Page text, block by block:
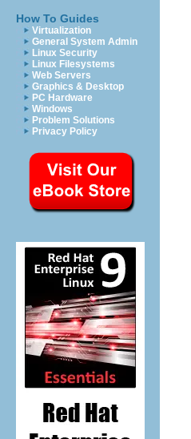
How To Guides
Virtualization
General System Admin
Linux Security
Linux Filesystems
Web Servers
Graphics & Desktop
PC Hardware
Windows
Problem Solutions
Privacy Policy